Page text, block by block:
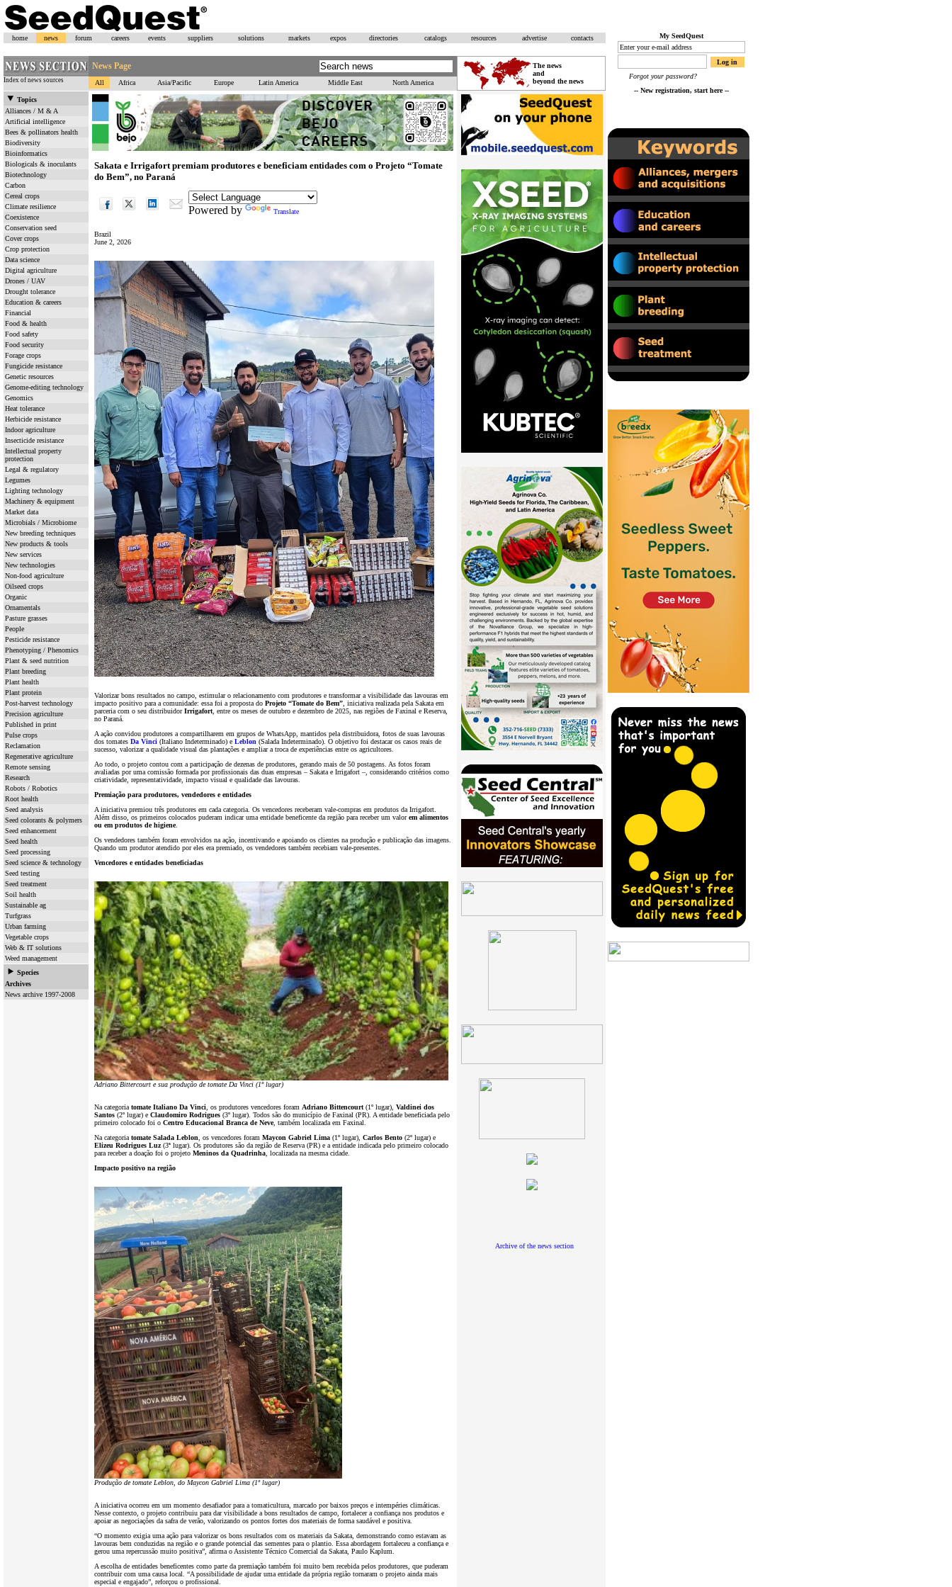
home news forum careers events suppliers solutions markets expos directories catalogs resources advertise contacts
News Page
The news
and
beyond the news
Index of news sources All Africa Asia/Pacific Europe Latin America Middle East North America
Topics
Alliances / M & A
Artificial intelligence
Bees & pollinators health
Biodiversity
Bioinformatics
Biologicals & inoculants
Biotechnology
Carbon
Cereal crops
Climate resilience
Coexistence
Conservation seed
Cover crops
Crop protection
Data science
Digital agriculture
Drones / UAV
Drought tolerance
Education & careers
Financial
Food & health
Food safety
Food security
Forage crops
Fungicide resistance
Genetic resources
Genome-editing technology
Genomics
Heat tolerance
Herbicide resistance
Indoor agriculture
Insecticide resistance
Intellectual property
protection
Legal & regulatory
Legumes
Lighting technology
Machinery & equipment
Market data
Microbials / Microbiome
New breeding techniques
New products & tools
New services
New technologies
Non-food agriculture
Oilseed crops
Organic
Ornamentals
Pasture grasses
People
Pesticide resistance
Phenotyping / Phenomics
Plant & seed nutrition
Plant breeding
Plant health
Plant protein
Post-harvest technology
Precision agriculture
Published in print
Pulse crops
Reclamation
Regenerative agriculture
Remote sensing
Research
Robots / Robotics
Root health
Seed analysis
Seed colorants & polymers
Seed enhancement
Seed health
Seed processing
Seed science & technology
Seed testing
Seed treatment
Soil health
Sustainable ag
Turfgrass
Urban farming
Vegetable crops
Web & IT solutions
Weed management
Species
Archives
News archive 1997-2008
Sakata e Irrigafort premiam produtores e beneficiam entidades com o Projeto “Tomate
do Bem”, no Paraná
Powered by Translate
Brazil
June 2, 2026
Valorizar bons resultados no campo, estimular o relacionamento com produtores e transformar a visibilidade das lavouras em
impacto positivo para a comunidade: essa foi a proposta do Projeto “Tomate do Bem” , iniciativa realizada pela Sakata em
parceria com o seu distribuidorIrrigafort , entre os meses de outubro e dezembro de 2025, nas regiões de Faxinal e Reserva,
no Paraná.
A ação convidou produtores a compartilharem em grupos de WhatsApp, mantidos pela distribuidora, fotos de suas lavouras
dos tomates Da Vinci (Italiano Indeterminado) e Leblon (Salada Indeterminado). O objetivo foi destacar os casos reais de
sucesso, valorizar a qualidade visual das plantações e ampliar a troca de experiências entre os agricultores.
Ao todo, o projeto contou com a participação de dezenas de produtores, gerando mais de 50 postagens. As fotos foram
avaliadas por uma comissão formada por profissionais das duas empresas – Sakata e Irrigafort –, considerando critérios como
criatividade, representatividade, impacto visual e qualidade das lavouras.
Premiação para produtores, vendedores e entidades
A iniciativa premiou três produtores em cada categoria. Os vencedores receberam vale-compras em produtos da Irrigafort.
Além disso, os primeiros colocados puderam indicar uma entidade beneficente da região para receber um valorem alimentos
ou em produtos de higiene.
Os vendedores também foram envolvidos na ação, incentivando e apoiando os clientes na produção e publicação das imagens.
Quando um produtor atendido por eles era premiado, os vendedores também recebiam vale-presentes.
Vencedores e entidades beneficiadas
Adriano Bittercourt e sua produção de tomate Da Vinci (1º lugar)
Na categoria tomate Italiano Da Vinci , os produtores vencedores foram Adriano Bittencourt (1º lugar), Valdinei dos
Santos (2º lugar) e Claudomiro Rodrigues (3º lugar). Todos são do município de Faxinal (PR). A entidade beneficiada pelo
primeiro colocado foi o Centro Educacional Branca de Neve, também localizada em Faxinal.
Na categoria tomate Salada Leblon , os vencedores foram Maycon Gabriel Lima (1º lugar), Carlos Bento (2º lugar) e
Elizeu Rodrigues Luz(3ª lugar). Os produtores são da região de Reserva (PR) e a entidade indicada pelo primeiro colocado
para receber a doação foi o projeto Meninos da Quadrinha , localizada na mesma cidade.
Impacto positivo na região
Produção de tomate Leblon, do Maycon Gabriel Lima (1º lugar)
A iniciativa ocorreu em um momento desafiador para a tomaticultura, marcado por baixos preços e intempéries climáticas.
Nesse contexto, o projeto contribuiu para dar visibilidade a bons resultados de campo, fortalecer a confiança nos produtos e
apoiar as negociações da safra de verão, valorizando os pontos fortes dos materiais de forma saudável e positiva.
“O momento exigia uma ação para valorizar os bons resultados com os materiais da Sakata, demonstrando como estavam as
lavouras bem conduzidas na região e o grande potencial das sementes para o plantio. Essa abordagem fortaleceu a confiança e
gerou uma repercussão muito positiva”, afirma o Assistente Técnico Comercial da Sakata, Paulo Kaplum.
A escolha de entidades beneficentes como parte da premiação também foi muito bem recebida pelos produtores, que puderam
contribuir com uma causa local. “A possibilidade de ajudar uma entidade da própria região tornaram o projeto ainda mais
especial e engajado”, reforçou o profissional.
Archive of the news section
My SeedQuest
Forgot your password?